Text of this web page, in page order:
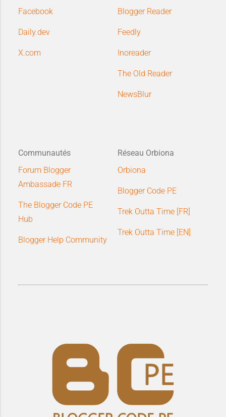
Facebook
Daily.dev
X.com
Blogger Reader
Feedly
Inoreader
The Old Reader
NewsBlur
Communautés
Forum Blogger
Ambassade FR
The Blogger Code PE
Hub
Blogger Help Community
Réseau Orbiona
Orbiona
Blogger Code PE
Trek Outta Time [FR]
Trek Outta Time [EN]